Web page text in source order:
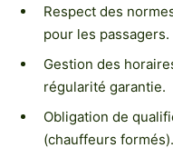
Respect des
pour les passagers.
Gestion des
régularité garantie.
Obligation de
(chauffeurs formés).